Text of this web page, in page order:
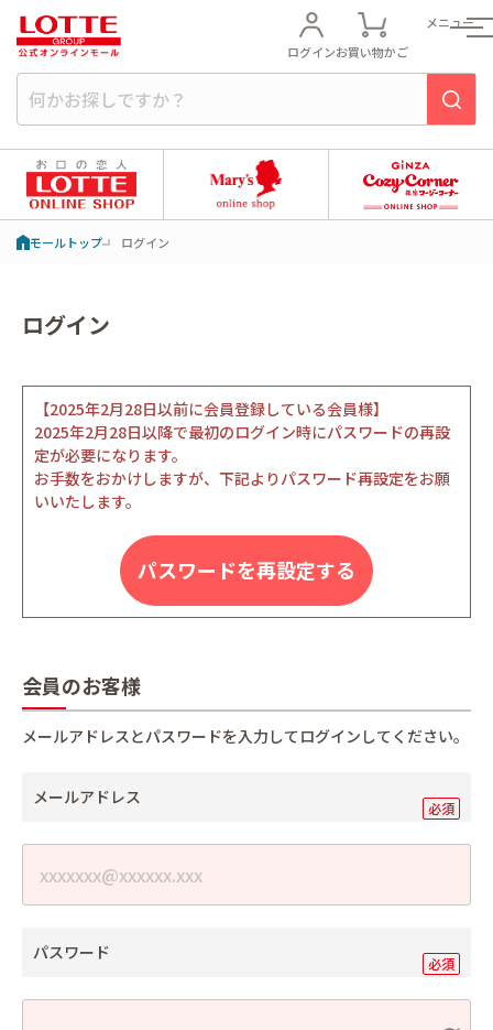
ログインお買い物かご
メニュー
モールトップ ログイン
ログイン
【2025年2月28日以前に会員登録している会員様】
2025年2月28日以降で最初のログイン時にパスワードの再設
定が必要になります。
お手数をおかけしますが、下記よりパスワード再設定をお願
いいたします。
パスワードを再設定する
会員のお客様
メールアドレスとパスワードを入力してログインしてください。
メールアドレス
パスワード